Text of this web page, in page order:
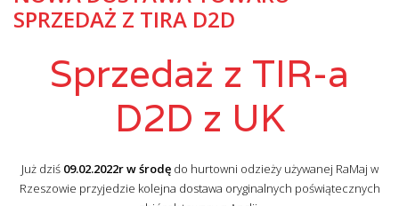
SPRZEDAŻ Z TIRA D2D
Sprzedaż z TIR-a
D2D z UK
Już dziś 09.02.2022r w środędo hurtowni odzieży używanej RaMaj w
Rzeszowie przyjedzie kolejna dostawa oryginalnych poświątecznych